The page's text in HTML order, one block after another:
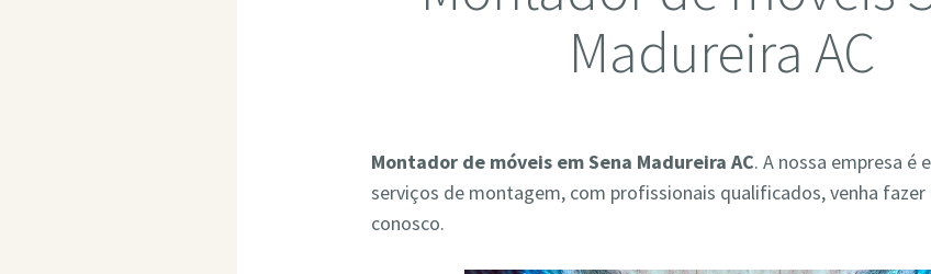
Madureira AC
Montador de móveis em Sena Madureira AC. A nossa empresa é
serviços de montagem, com profissionais qualificados, venha
conosco.